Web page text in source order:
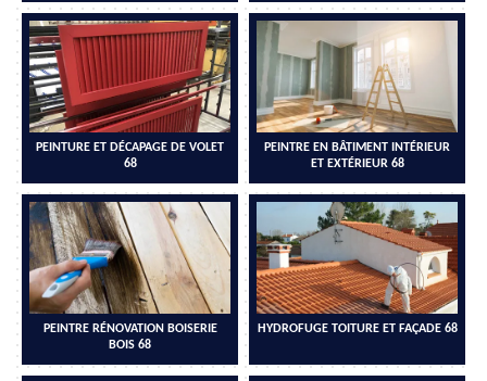
PEINTURE ET DÉCAPAGE DE VOLET
68
PEINTRE EN BÂTIMENT INTÉRIEUR
ET EXTÉRIEUR 68
PEINTRE RÉNOVATION BOISERIE
BOIS 68
HYDROFUGE TOITURE ET FAÇADE 68